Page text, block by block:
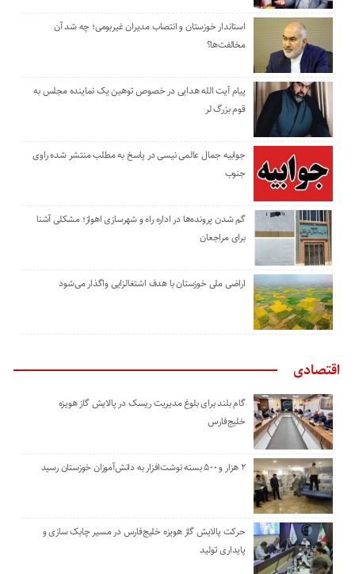
استاندار خوزستان و انتصاب مدیران غیربومی؛ چه شد آن
مخالفت‌ها؟
پیام آیت الله هدایی در خصوص توهین یک نماینده مجلس به
قوم بزرگ لر
جوابیه جمال عالمی نیسی در پاسخ به مطلب منتشر شده راوی
جنوب
گم شدن پرونده‌ها در اداره راه و شهرسازی اهواز؛ مشکلی آشنا
برای مراجعان
اراضی ملی خوزستان با هدف اشتغالزایی واگذار می‌شود
اقتصادی
گام بلند برای بلوغ مدیریت ریسک در پالایش گاز هویزه
خلیج‌فارس
۲ هزار و ۵۰۰ بسته نوشت‌افزار به دانش‌آموزان خوزستان رسید
حرکت پالایش گاز هویزه خلیج‌فارس در مسیر چابک سازی و
پایداری تولید